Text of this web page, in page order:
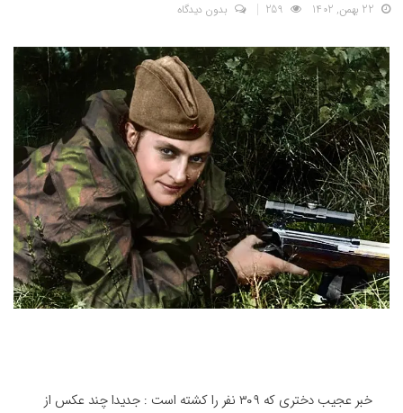
22 بهمن, 1402 بدون دیدگاه
خبر عجیب دختری که ۳۰۹ نفر را کشته است : جدیدا چند عکس از